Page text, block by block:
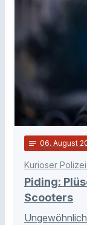
notes 06. August
Kurioser
Piding:
Scooters